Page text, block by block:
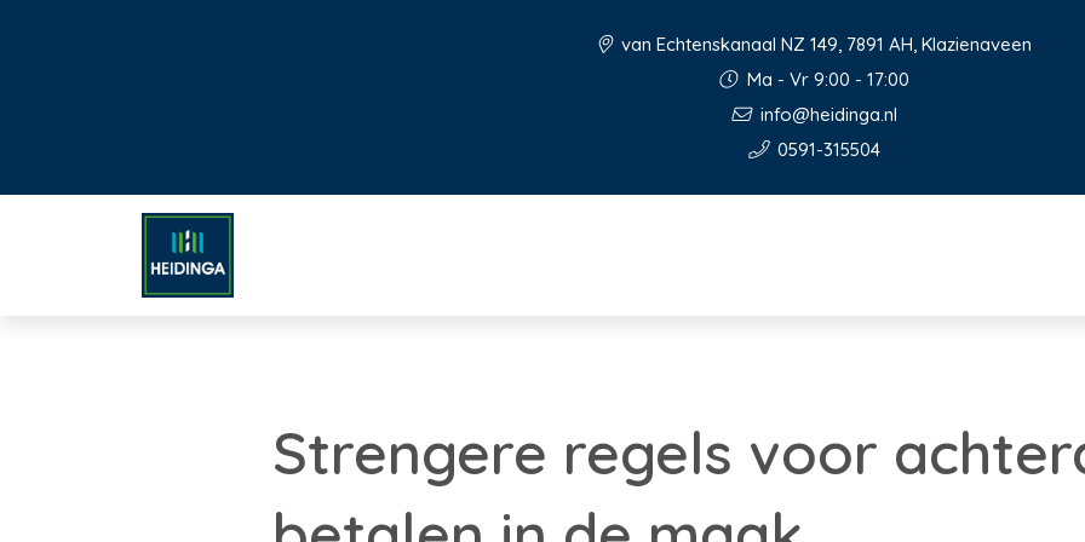
van Echtenskanaal NZ 149, 7891 AH, Klazienaveen
Ma - Vr 9:00 - 17:00
info@heidinga.nl
0591-315504
Strengere regels voor